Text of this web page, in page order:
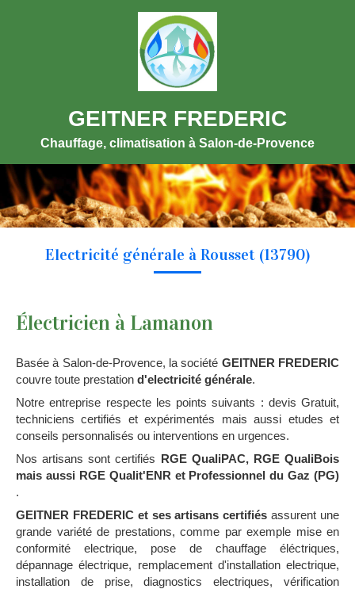
GEITNER FREDERIC
Chauffage, climatisation à Salon-de-Provence
Electricité générale à Rousset (13790)
Électricien à Lamanon
Basée à Salon-de-Provence, la société GEITNER FREDERIC
couvre toute prestation d'electricité générale.
Notre entreprise respecte les points suivants : devis Gratuit,
techniciens certifiés et expérimentés mais aussi etudes et
conseils personnalisés ou interventions en urgences.
Nos artisans sont certifiés RGE QualiPAC, RGE QualiBois
mais aussi RGE Qualit'ENR et Professionnel du Gaz (PG)
.
GEITNER FREDERIC et ses artisans certifiés assurent une
grande variété de prestations, comme par exemple mise en
conformité electrique, pose de chauffage éléctriques,
dépannage électrique, remplacement d'installation electrique,
installation de prise, diagnostics electriques, vérification